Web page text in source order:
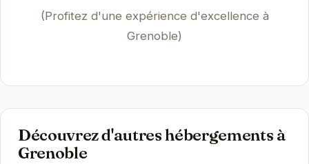
(Profitez d'une expérience d'excellence à
Grenoble)
Découvrez d'autres hébergements à
Grenoble